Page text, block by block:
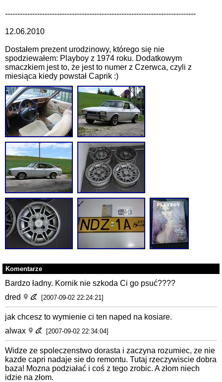
-----------------------------------------------------------------------------
12.06.2010
Dostałem prezent urodzinowy, którego się nie
spodziewałem: Playboy z 1974 roku. Dodatkowym
smaczkiem jest to, że jest to numer z Czerwca, czyli z
miesiąca kiedy powstał Caprik :)
Komentarze
Bardzo ładny. Kornik nie szkoda Ci go psuć????
dred
[2007-09-02 22:24:21]
jak chcesz to wymienie ci ten naped na kosiare.
alwax
[2007-09-02 22:34:04]
Widze ze spoleczenstwo dorasta i zaczyna rozumiec, ze nie
kazde capri nadaje sie do remontu. Tutaj rzeczywiscie dobra
baza! Mozna podziałać i coś z tego zrobic. A złom niech
idzie na złom.